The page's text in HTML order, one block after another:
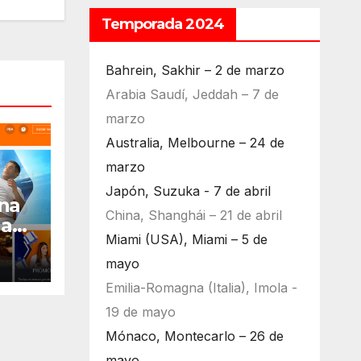
Temporada 2024
Bahrein, Sakhir – 2 de marzo
Arabia Saudí, Jeddah – 7 de
marzo
Australia, Melbourne – 24 de
marzo
Japón, Suzuka - 7 de abril
China, Shanghái – 21 de abril
Miami (USA), Miami – 5 de
mayo
Emilia-Romagna (Italia), Imola -
19 de mayo
Mónaco, Montecarlo – 26 de